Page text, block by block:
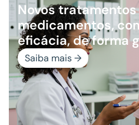
Novos tratamentos
medicamentos,
eficácia, de forma
Saiba mais →